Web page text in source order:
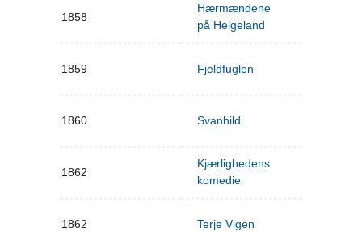
1858
Hærmændene
på Helgeland
1859 Fjeldfuglen
1860 Svanhild
1862
Kjærlighedens
komedie
1862 Terje Vigen